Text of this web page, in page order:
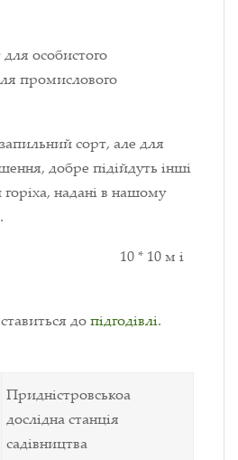
для особистого
промислового
сорт, але для
добре підійдуть інші
горіха, надані в нашому
10 * 10 м і
допідгодівлі.
Придністровськоа
дослідна станція
садівництва